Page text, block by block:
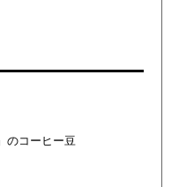
のコーヒー豆